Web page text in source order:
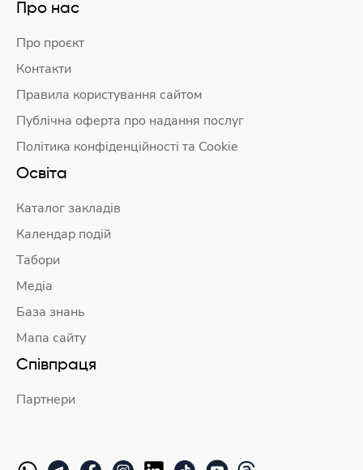
Про нас
Про проєкт
Контакти
Правила користування сайтом
Публічна оферта про надання послуг
Політика конфіденційності та Cookie
Освіта
Каталог закладів
Календар подій
Табори
Медіа
База знань
Мапа сайту
Співпраця
Партнери